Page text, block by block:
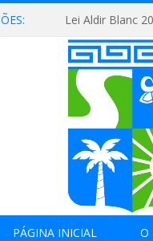
Lei Aldir Blanc
PÁGINA INICIAL O